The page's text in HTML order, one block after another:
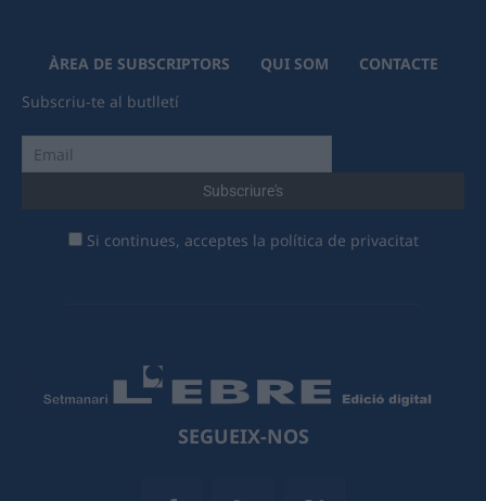
ÀREA DE SUBSCRIPTORS QUI SOM
CONTACTE
Subscriu-te al butlletí
Si continues, acceptes la política de privacitat
SEGUEIX-NOS